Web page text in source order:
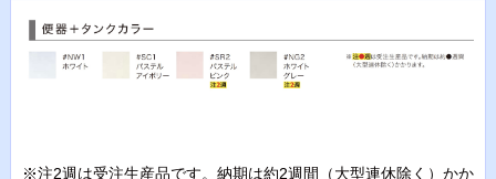
※注2週は受注生産品です。納期は約2週間（大型連休除く）かか